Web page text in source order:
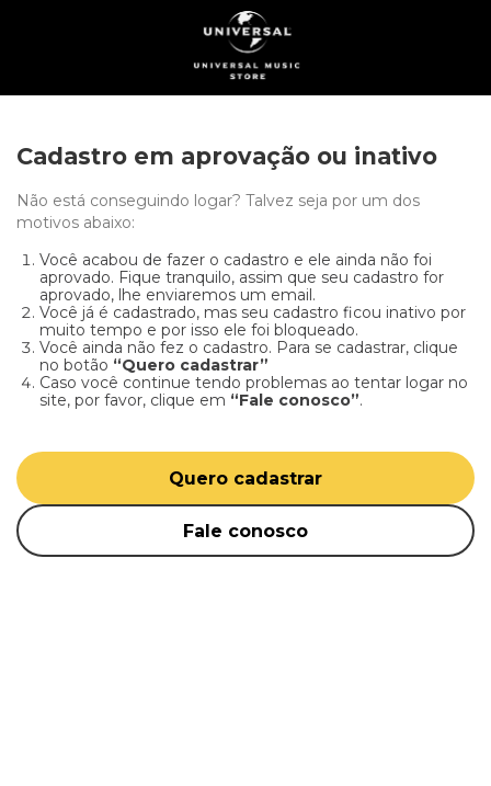
Cadastro em aprovação ou inativo
Não está conseguindo logar? Talvez seja por um dos
motivos abaixo:
Você acabou de fazer o cadastro e ele ainda não foi
aprovado. Fique tranquilo, assim que seu cadastro for
aprovado, lhe enviaremos um email.
Você já é cadastrado, mas seu cadastro ficou inativo por
muito tempo e por isso ele foi bloqueado.
Você ainda não fez o cadastro. Para se cadastrar, clique
no botão “Quero cadastrar”
Caso você continue tendo problemas ao tentar logar no
site, por favor, clique em “Fale conosco”.
Quero cadastrar
Fale conosco